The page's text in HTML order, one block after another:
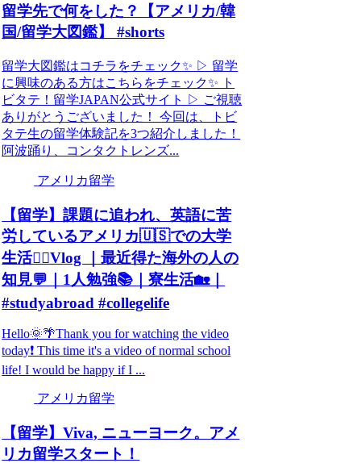
留学先で何をした？【アメリカ/韓
国/留学大図鑑】 #shorts
留学大図鑑はコチラをチェック✨ ▷ 留学
に興味のある方はこちらをチェック✨ ト
ビタテ！留学JAPAN公式サイト ▷ ご視聴
ありがとうございました！ 今回は、トビ
タテ生の留学体験記を3つ紹介しました！
阿波踊り、コンタクトレンズ...
アメリカ留学
【留学】課題に追われ、英語に苦
労しているアメリカ🇺🇸での大学
生活✍🏻Vlog ｜最近得た海外の人の
知見💬｜1人勉強📚｜寮生活🏡｜
#studyabroad #collegelife
Hello🌞🌴Thank you for watching the video
today❗️ This time it's a video of normal school
life! I would be happy if I ...
アメリカ留学
【留学】Viva, ニューヨーク。アメ
リカ留学スタート！